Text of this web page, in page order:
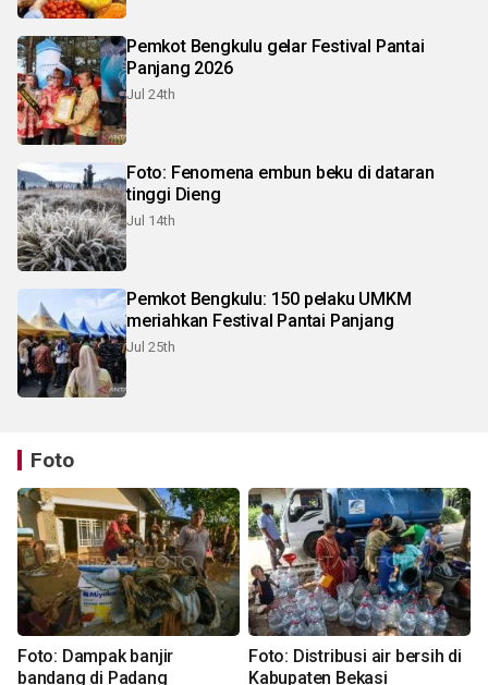
Pemkot Bengkulu gelar Festival Pantai
Panjang 2026
Jul 24th
Foto: Fenomena embun beku di dataran
tinggi Dieng
Jul 14th
Pemkot Bengkulu: 150 pelaku UMKM
meriahkan Festival Pantai Panjang
Jul 25th
Foto
Foto: Dampak banjir
bandang di Padang
Foto: Distribusi air bersih di
Kabupaten Bekasi